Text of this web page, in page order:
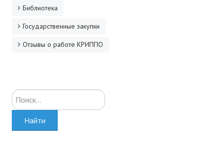
Библиотека
Государственные закупки
Отзывы о работе КРИППО
Искать...
Найти